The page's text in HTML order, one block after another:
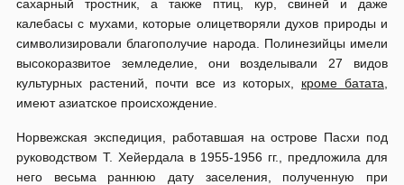
сахарный тростник, а также птиц, кур, свиней и даже
калебасы с мухами, которые олицетворяли духов природы и
символизировали благополучие народа. По­линезийцы имели
высокоразвитое земледелие, они возделывали 27 ви­дов
культурных растений, почти все из которых, кроме батата
имеют азиатское происхождение.
Норвежская экспедиция, работавшая на острове Пасхи под
руководством Т. Хей­ер­дала в 1955-1956 гг., предложила для
него весьма раннюю дату заселе­ния, полученную при